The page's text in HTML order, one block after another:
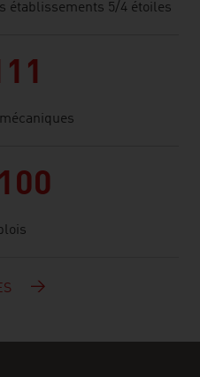
établissements 5/4 étoiles